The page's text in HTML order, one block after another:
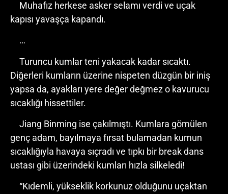
Muhafız herkese asker selamı verdi ve uçak
kapısı yavaşça kapandı.
…
Turuncu kumlar teni yakacak kadar sıcaktı.
Diğerleri kumların üzerine nispeten düzgün bir iniş
yapsa da, ayakları yere değer değmez o kavurucu
sıcaklığı hissettiler.
Jiang Binming ise çakılmıştı. Kumlara gömülen
genç adam, bayılmaya fırsat bulamadan kumun
sıcaklığıyla havaya sıçradı ve tıpkı bir break dans
ustası gibi üzerindeki kumları hızla silkeledi!
“Kıdemli, yükseklik korkunuz olduğunu uçaktan